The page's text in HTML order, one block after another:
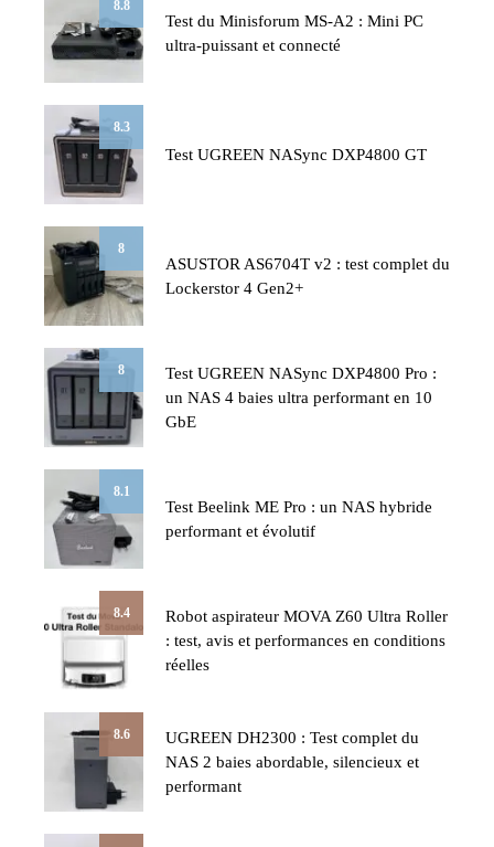
8.8
Test du Minisforum MS-A2 : Mini PC
ultra-puissant et connecté
8.3
Test UGREEN NASync DXP4800 GT
8
ASUSTOR AS6704T v2 : test complet du
Lockerstor 4 Gen2+
8
Test UGREEN NASync DXP4800 Pro :
un NAS 4 baies ultra performant en 10
GbE
8.1
Test Beelink ME Pro : un NAS hybride
performant et évolutif
8.4
Robot aspirateur MOVA Z60 Ultra Roller
: test, avis et performances en conditions
réelles
8.6
UGREEN DH2300 : Test complet du
NAS 2 baies abordable, silencieux et
performant